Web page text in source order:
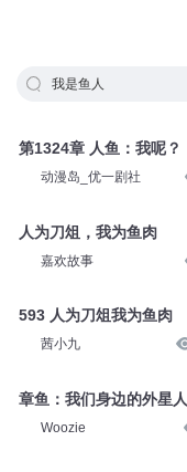
我是鱼人
第1324章 人鱼：我呢？
动漫岛_优一剧社
人为刀俎，我为鱼肉
嘉欢故事
593 人为刀俎我为鱼肉
茜小九
章鱼：我们身边的外星人
Woozie